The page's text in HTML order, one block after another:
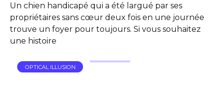
Un chien handicapé qui a été largué par ses
propriétaires sans cœur deux fois en une journée
trouve un foyer pour toujours. Si vous souhaitez
une histoire
OPTICAL ILLUSION